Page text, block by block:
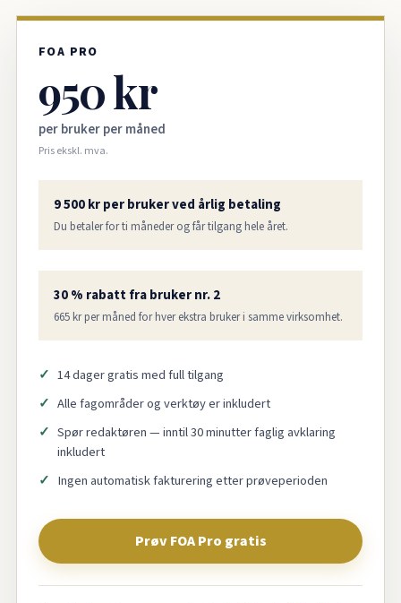
FOA PRO
950 kr
per bruker per måned
Pris ekskl. mva.
9 500 kr per bruker ved årlig betaling
Du betaler for ti måneder og får tilgang hele året.
30 % rabatt fra bruker nr. 2
665 kr per måned for hver ekstra bruker i samme virksomhet.
14 dager gratis med full tilgang
Alle fagområder og verktøy er inkludert
Spør redaktøren — inntil 30 minutter faglig avklaring
inkludert
Ingen automatisk fakturering etter prøveperioden
Prøv FOA Pro gratis